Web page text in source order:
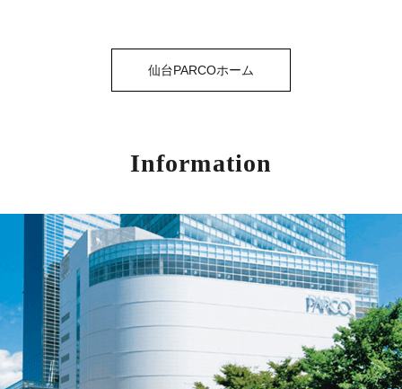
仙台PARCOホーム
Information